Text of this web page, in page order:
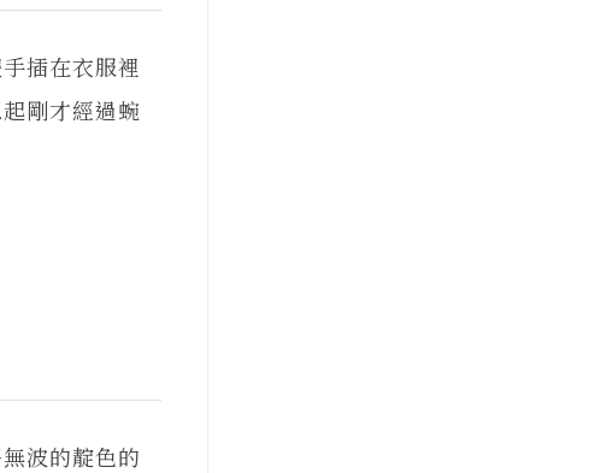
插在衣服裡
剛才經過蜿
波的靛色的